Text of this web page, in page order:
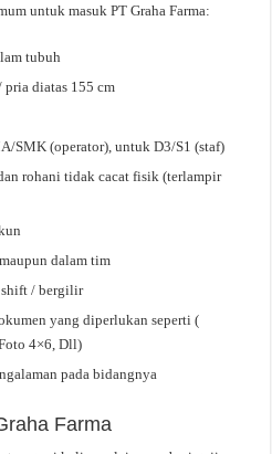
untuk masuk PT Graha Farma:
tubuh
diatas 155 cm
SMK (operator), untuk D3/S1 (staf)
rohani tidak cacat fisik (terlampir
dalam tim
shift / bergilir
yang diperlukan seperti (
4×6, Dll)
pada bidangnya
Farma